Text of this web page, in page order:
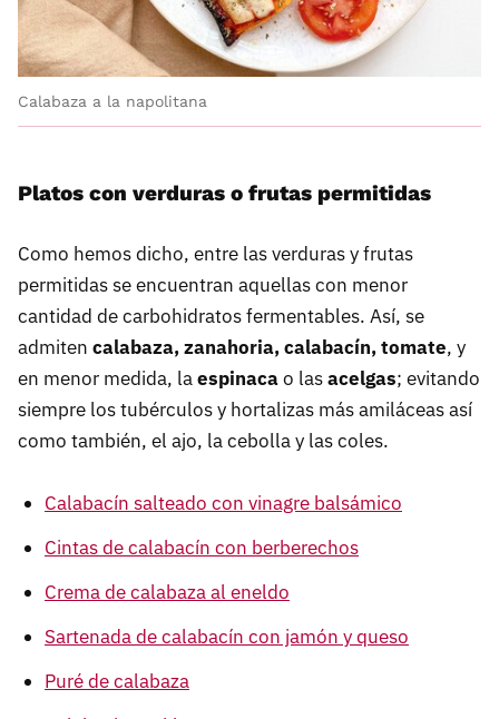
Calabaza a la napolitana
Platos con verduras o frutas permitidas
Como hemos dicho, entre las verduras y frutas
permitidas se encuentran aquellas con menor
cantidad de carbohidratos fermentables. Así, se
admiten calabaza, zanahoria, calabacín, tomate, y
en menor medida, laespinacao lasacelgas; evitando
siempre los tubérculos y hortalizas más amiláceas así
como también, el ajo, la cebolla y las coles.
Calabacín salteado con vinagre balsámico
Cintas de calabacín con berberechos
Crema de calabaza al eneldo
Sartenada de calabacín con jamón y queso
Puré de calabaza